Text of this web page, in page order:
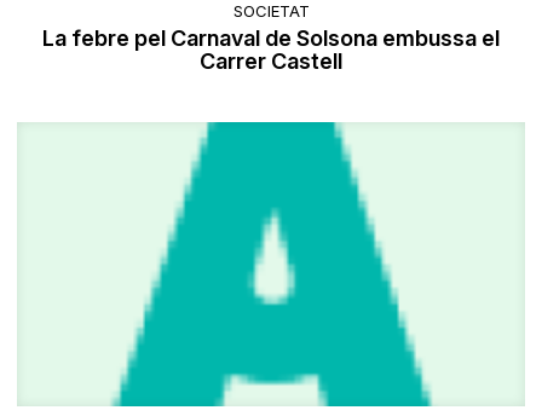
SOCIETAT
La febre pel Carnaval de Solsona embussa el
Carrer Castell